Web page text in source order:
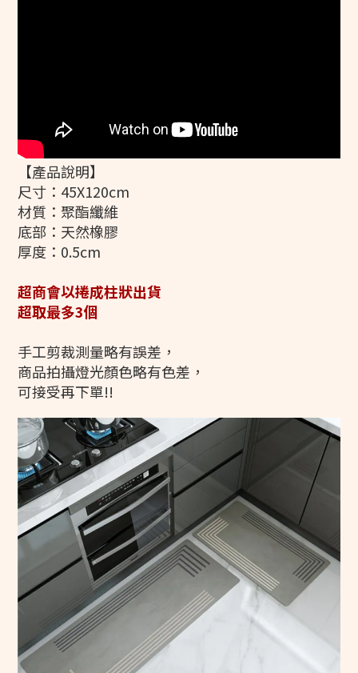
【產品說明】
尺寸：45X120cm
材質 ： 聚酯纖維
底部 ： 天然橡膠
厚度 ： 0.5cm
超商會以捲成柱狀出貨
超取最多3個
手工剪裁測量略有誤差，
商品拍攝燈光顏色略有色差，
可接受再下單!!